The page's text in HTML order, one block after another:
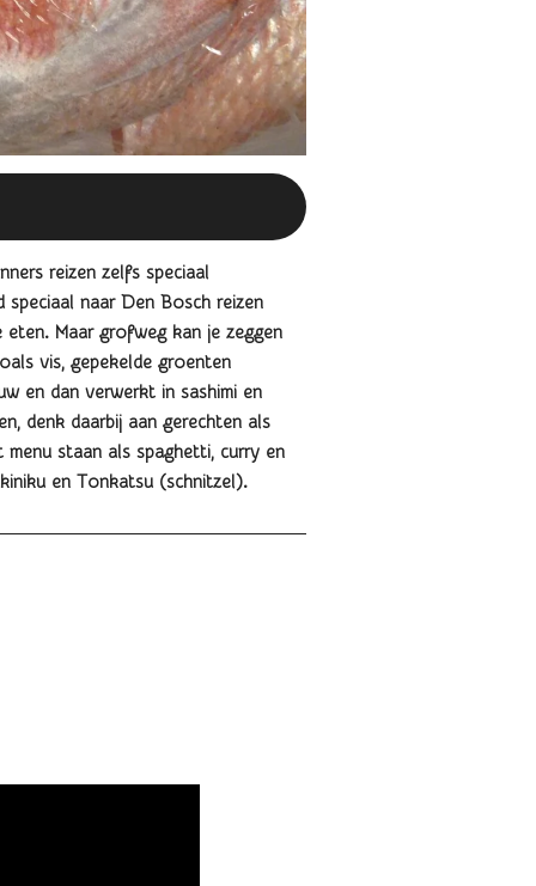
reizen zelfs speciaal
naar Den Bosch reizen
Maar grofweg kan je zeggen
vis, gepekelde groenten
en dan verwerkt in sashimi en
denk daarbij aan gerechten als
staan als spaghetti, curry en
en Tonkatsu (schnitzel).